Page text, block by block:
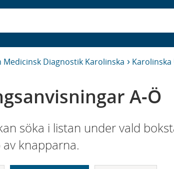
Medicinsk Diagnostik Karolinska
A-Ö
söka i listan under vald
knapparna.